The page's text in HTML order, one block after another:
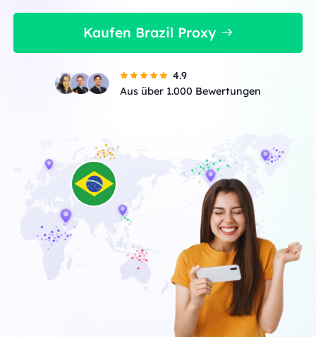
Kaufen Brazil Proxy
4.9
Aus über 1.000 Bewertungen